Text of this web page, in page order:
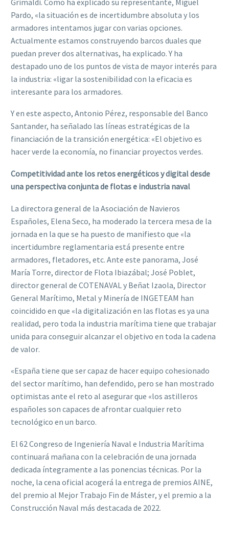
Pardo, «la situación es de incertidumbre absoluta y los
armadores intentamos jugar con varias opciones.
Actualmente estamos construyendo barcos duales que
puedan prever dos alternativas, ha explicado. Y ha
destapado uno de los puntos de vista de mayor interés para
la industria: «ligar la sostenibilidad con la eficacia es
interesante para los armadores.
Y en este aspecto, Antonio Pérez, responsable del Banco
Santander, ha señalado las líneas estratégicas de la
financiación de la transición energética: «El objetivo es
hacer verde la economía, no financiar proyectos verdes.
Competitividad ante los retos energéticos y digital desde
una perspectiva conjunta de flotas e industria naval
La directora general de la Asociación de Navieros
Españoles, Elena Seco, ha moderado la tercera mesa de la
jornada en la que se ha puesto de manifiesto que «la
incertidumbre reglamentaria está presente entre
armadores, fletadores, etc.  Ante este panorama, José
María Torre, director de Flota Ibiazábal; José Poblet,
director general de COTENAVAL y Beñat Izaola, Director
General Marítimo, Metal y Minería de INGETEAM han
coincidido en que «la digitalización en las flotas es ya una
realidad, pero toda la industria marítima tiene que trabajar
unida para conseguir alcanzar el objetivo en toda la cadena
de valor.
«España tiene que ser capaz de hacer equipo cohesionado
del sector marítimo, han defendido, pero se han mostrado
optimistas ante el reto al asegurar que «los astilleros
españoles son capaces de afrontar cualquier reto
tecnológico en un barco.
El 62 Congreso de Ingeniería Naval e Industria Marítima
continuará mañana con la celebración de una jornada
dedicada íntegramente a las ponencias técnicas. Por la
noche, la cena oficial acogerá la entrega de premios AINE,
del premio al Mejor Trabajo Fin de Máster, y el premio a la
Construcción Naval más destacada de 2022.